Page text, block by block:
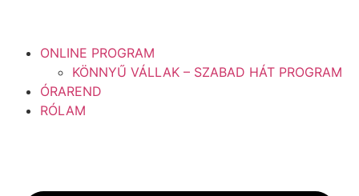
ONLINE PROGRAM
KÖNNYŰ VÁLLAK – SZABAD HÁT PROGRAM
ÓRAREND
RÓLAM